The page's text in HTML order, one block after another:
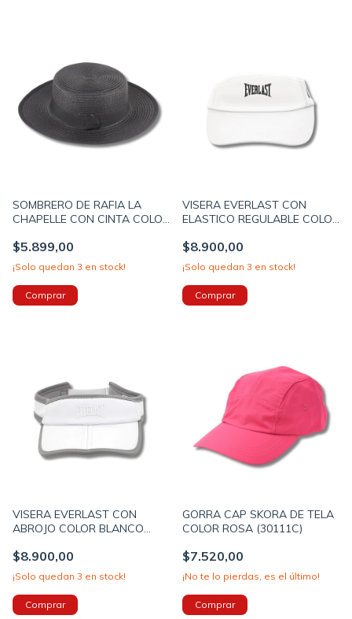
SOMBRERO DE RAFIA LA
CHAPELLE CON CINTA COLOR
$5.899,00
¡Solo quedan 3 en stock!
VISERA EVERLAST CON
ELASTICO REGULABLE COLOR
$8.900,00
¡Solo quedan 3 en stock!
VISERA EVERLAST CON
ABROJO COLOR BLANCO
$8.900,00
¡Solo quedan 3 en stock!
GORRA CAP SKORA DE TELA
COLOR ROSA (30111C)
$7.520,00
¡No te lo pierdas, es el último!